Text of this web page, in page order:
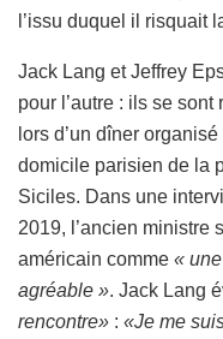
l’issu duquel il risquait
Jack Lang et Jeffrey
pour l’autre : ils se
lors d’un dîner
domicile parisien de la
Siciles. Dans une
2019, l’ancien ministre
américain comme «
agréable ». Jack Lang
rencontre» : «Je me